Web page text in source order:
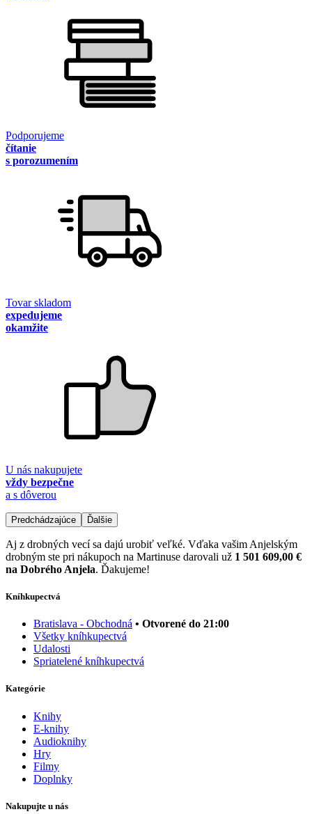
Podporujeme
čítanie
s porozumením
Tovar skladom
expedujeme
okamžite
U nás nakupujete
vždy bezpečne
a s dôverou
Predchádzajúce Ďalšie
Aj z drobných vecí sa dajú urobiť veľké. Vďaka vašim Anjelským
drobným ste pri nákupoch na Martinuse darovali už 1 501 609,00 €
na Dobrého Anjela. Ďakujeme!
Kníhkupectvá
Bratislava - Obchodná • Otvorené do 21:00
Všetky kníhkupectvá
Udalosti
Spriatelené kníhkupectvá
Kategórie
Knihy
E-knihy
Audioknihy
Hry
Filmy
Doplnky
Nakupujte u nás